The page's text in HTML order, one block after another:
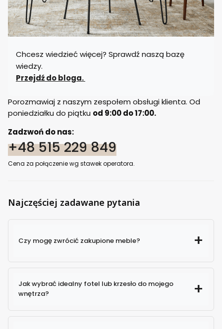
Chcesz wiedzieć więcej? Sprawdź naszą bazę
wiedzy.
Przejdź do bloga.
Porozmawiaj z naszym zespołem obsługi klienta. Od
poniedziałku do piątku od 9:00 do 17:00.
Zadzwoń do nas:
+48 515 229 849
Cena za połączenie wg stawek operatora.
Najczęściej zadawane pytania
Czy mogę zwrócić zakupione meble?
Jak wybrać idealny fotel lub krzesło do mojego
wnętrza?